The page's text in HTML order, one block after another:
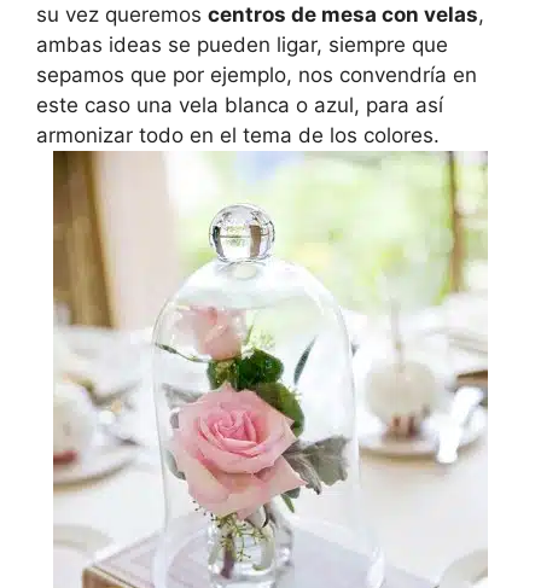
su vez queremos centros de mesa con velas,
ambas ideas se pueden ligar, siempre que
sepamos que por ejemplo, nos convendría en
este caso una vela blanca o azul, para así
armonizar todo en el tema de los colores.